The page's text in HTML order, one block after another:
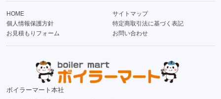
HOME
サイトマップ
個人情報保護方針
特定商取引法に基づく表記
お見積もりフォーム
お問い合わせ
ボイラーマート本社